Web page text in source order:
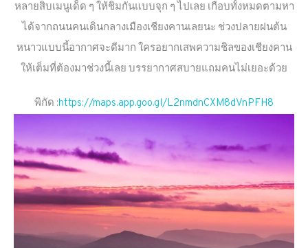
หลายสิบเมนูเด็ด ๆ ให้ชิมกันแบบจุก ๆ ไปเลย เกือบทั้งหมดตามหา
ได้จากถนนคนเดินกลางเมืองเชียงคานเลยนะ ช่วงปลายฝนต้น
หนาวแบบนี้อากาศจะดีมาก ใครอยากเสพความชิลของเชียงคาน
ให้เต็มที่ต้องมาช่วงนี้เลย บรรยากาศสบายแถมคนไม่เยอะด้วย
พิกัด :https://maps.app.goo.gl/L2nmdnCXM8dVnPFH8